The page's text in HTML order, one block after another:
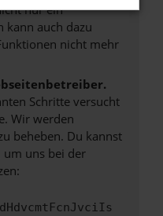
nur ein
kann auch dazu
nicht mehr
Schritte versucht
Wir werden
beheben. Du kannst
um uns bei der